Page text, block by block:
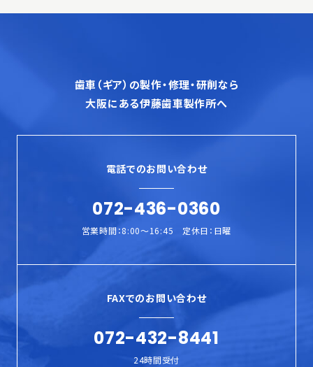
歯車（ギア）の製作・修理・研削なら
大阪にある伊藤歯車製作所へ
電話でのお問い合わせ
072-436-0360
営業時間：8:00〜16:45 定休日：日曜
FAXでのお問い合わせ
072-432-8441
24時間受付